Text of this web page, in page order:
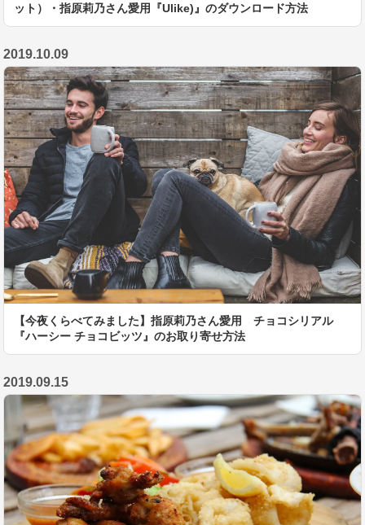
ット）・指原莉乃さん愛用『Ulike)』のダウンロード方法
2019.10.09
【今夜くらべてみました】指原莉乃さん愛用 チョコシリアル
『ハーシー チョコビッツ』のお取り寄せ方法
2019.09.15